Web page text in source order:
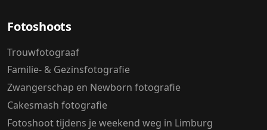
Fotoshoots
Trouwfotograaf
Familie- & Gezinsfotografie
Zwangerschap en Newborn fotografie
Cakesmash fotografie
Fotoshoot tijdens je weekend weg in Limburg